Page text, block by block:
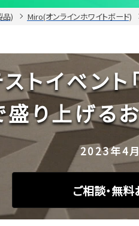
品) Miro(オンラインホワイトボード)
トイベン
り上げる
2023年4
ご相談・無